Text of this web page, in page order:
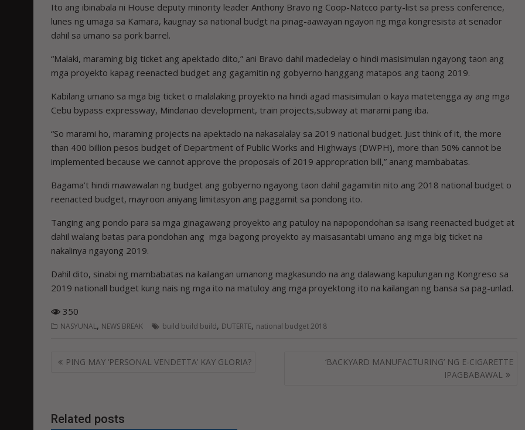
Ito ang ibinabala ni House deputy minority leader Anthony Bravo ng Coop-Natcco party-list sa press conference,
lunes ng umaga sa Kamara, kaugnay sa national budgt na pinag-aawayan ngayon ng mga kongresista at senador
dahil sa umano sa pork barrel.
“Malaki, maraming big ticket ang apektado dito,” ani Bravo dahil madedelay o hindi masisimulan ngayong taon ang
mga proyekto kapag reenacted budget ang gagamitin ng gobyerno hanggang matapos ang taong 2019.
Kabilang umano sa mga big ticket o malalaking proyekto na hindi agad masisimulan o kaya matetengga ay ang mga
Cebu bypass expressway, Mindanao development, train projects,subway at marami pang iba.
“So marami ho, maraming projects na apektado na nakasalalay sa 2019 national budget. Just think of it, the more
than 400 billion pesos budget of Department of Public Works and Highways (DWPH), more than 50% cannot be
implemented because we cannot approve the proposals of 2019 appropration bill,” anang mambabatas.
Bagama’t hindi mawawalan ng budget ang gobyerno ngayong taon dahil gagamitin nito ang 2018 national budget o
reenacted budget, mayroon aniyang limitasyon ang paggamit sa pondong ito.
Tanging ang pondo para sa mga ginagawang proyekto ang patuloy na napopondohan sa isang reenacted budget at
dahil walang batas para pondohan ang mga bagong proyekto ay maisasantabi umano ang mga big ticket na
nakalinya ngayong 2019.
Dahil dito, sinabi ng mambabatas na kailangan umanong magkasundo na ang dalawang kapulungan ng Kongreso sa
2019 nationall budget kung nais ng mga ito na matuloy ang mga proyektong ito na kailangan ng bansa sa pag-unlad.
350
NASYUNAL, NEWS BREAK build build build, DUTERTE, national budget 2018
Post
PING MAY ‘PERSONAL VENDETTA’ KAY GLORIA?
‘BACKYARD MANUFACTURING’ NG E-CIGARETTE
IPAGBABAWAL
Related posts